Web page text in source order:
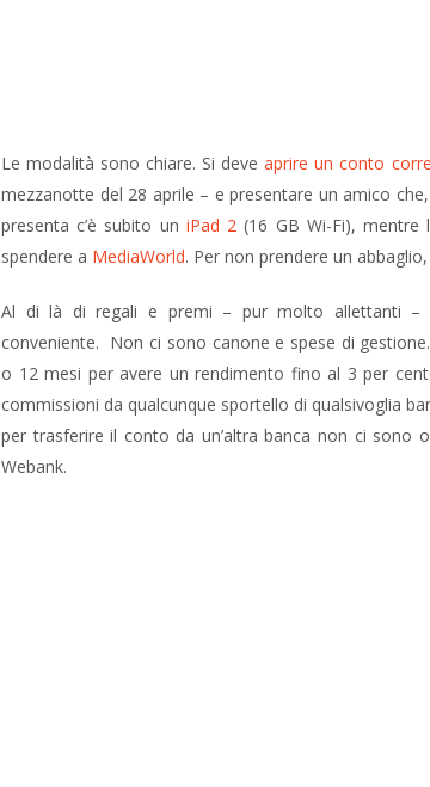
Le modalità sono chiare. Si deveaprire un conto
mezzanotte del 28 aprile – e presentare un amico
presenta c’è subito un iPad 2 (16 GB Wi-Fi), mentre
spendere a MediaWorld. Per non prendere un
Al di là di regali e premi – pur molto allettanti –
conveniente. Non ci sono canone e spese di
o 12 mesi per avere un rendimento fino al 3 per
commissioni da qualcunque sportello di qualsivoglia
per trasferire il conto da un’altra banca non ci sono
Webank.